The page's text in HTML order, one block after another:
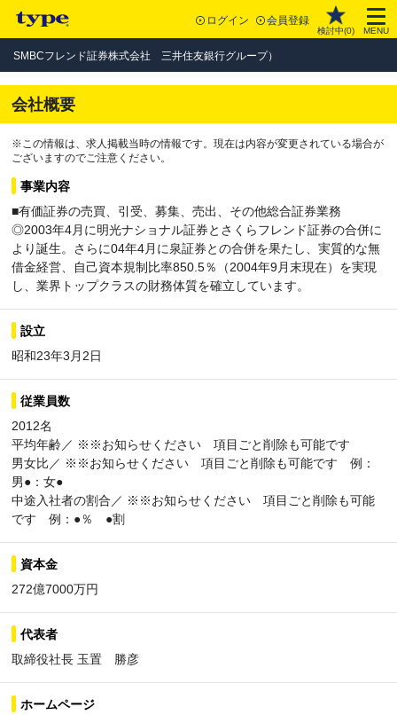
ログイン 会員登録
検討中(0) MENU
SMBCフレンド証券株式会社 三井住友銀行グループ）
会社概要
※この情報は、求人掲載当時の情報です。現在は内容が変更されている場合が
ございますのでご注意ください。
事業内容
■有価証券の売買、引受、募集、売出、その他総合証券業務
◎2003年4月に明光ナショナル証券とさくらフレンド証券の合併に
より誕生。さらに04年4月に泉証券との合併を果たし、実質的な無
借金経営、自己資本規制比率850.5％（2004年9月末現在）を実現
し、業界トップクラスの財務体質を確立しています。
設立
昭和23年3月2日
従業員数
2012名
平均年齢／ ※※お知らせください 項目ごと削除も可能です
男女比／ ※※お知らせください 項目ごと削除も可能です 例：
男●：女●
中途入社者の割合／ ※※お知らせください 項目ごと削除も可能
です 例：●％ ●割
資本金
272億7000万円
代表者
取締役社長 玉置 勝彦
ホームページ